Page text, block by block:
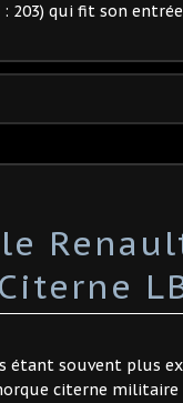
203) qui fit son
étant souvent plus
citerne militaire